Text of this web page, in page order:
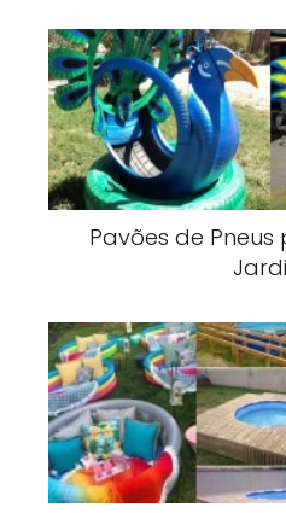
Pavões de